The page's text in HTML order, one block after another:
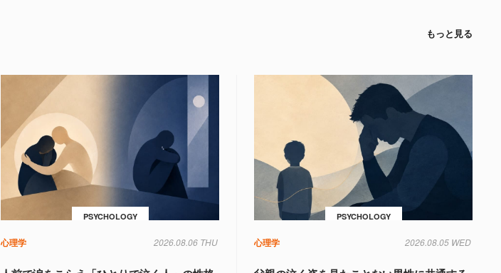
もっと見る
PSYCHOLOGY
心理学 2026.08.06 THU
PSYCHOLOGY
心理学 2026.08.05 WED